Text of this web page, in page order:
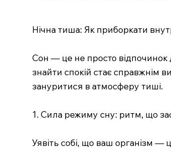
Нічна тиша: Як приборкати
Сон — це не просто відпочинок
знайти спокій стає справжнім
зануритися в атмосферу тиші.
1. Сила режиму сну: ритм, що
Уявіть собі, що ваш організм